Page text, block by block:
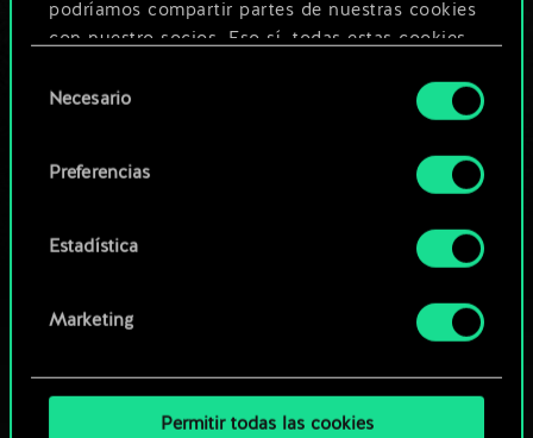
podríamos compartir partes de nuestras cookies
con nuestro socios. Eso sí, todas estas cookies
Encontrarás todos los detalles sobre nuestro uso
preferencias al respecto en el menú «Ajustes» de
deNecesario
Preferencias
Estadística
Marketing
Permitir todas las cookies
O
Explorar las barajas de la